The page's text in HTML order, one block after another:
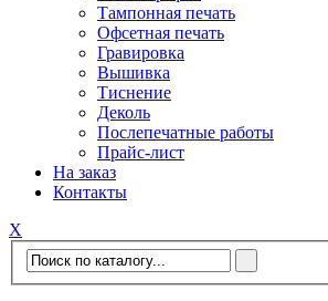
Тампонная печать
Офсетная печать
Гравировка
Вышивка
Тиснение
Деколь
Послепечатные работы
Прайс-лист
На заказ
Контакты
Х